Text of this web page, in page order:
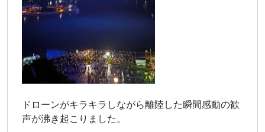
ドローンがキラキラしながら離陸した瞬間感動の歓
声が沸き起こりました。